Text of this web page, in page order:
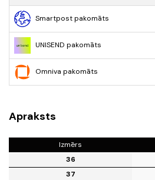
Smartpost pakomāts
UNISEND pakomāts
Omniva pakomāts
Apraksts
Izmērs
36
37